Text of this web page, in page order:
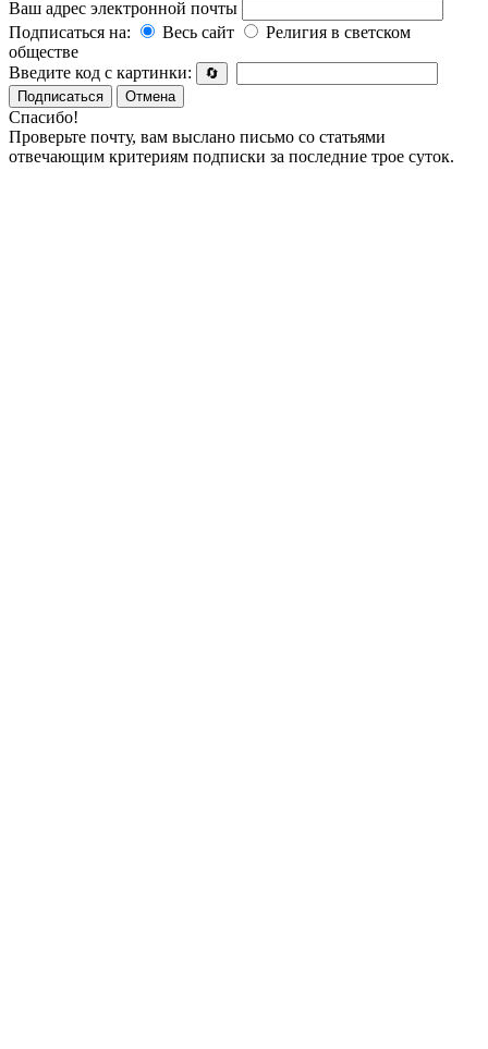
Ваш адрес электронной почты
Подписаться на:
Весь сайт
Религия в светском
обществе
Введите код с картинки:
🔄
Подписаться
Отмена
Спасибо!
Проверьте почту, вам выслано письмо со статьями
отвечающим критериям подписки за последние трое суток.